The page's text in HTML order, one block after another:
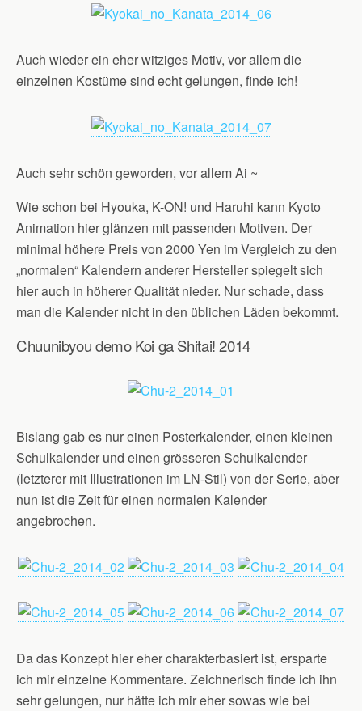
Auch wieder ein eher witziges Motiv, vor allem die
einzelnen Kostüme sind echt gelungen, finde ich!
Auch sehr schön geworden, vor allem Ai ~
Wie schon bei Hyouka, K-ON! und Haruhi kann Kyoto
Animation hier glänzen mit passenden Motiven. Der
minimal höhere Preis von 2000 Yen im Vergleich zu den
„normalen“ Kalendern anderer Hersteller spiegelt sich
hier auch in höherer Qualität nieder. Nur schade, dass
man die Kalender nicht in den üblichen Läden bekommt.
Chuunibyou demo Koi ga Shitai! 2014
Bislang gab es nur einen Posterkalender, einen kleinen
Schulkalender und einen grösseren Schulkalender
(letzterer mit Illustrationen im LN-Stil) von der Serie, aber
nun ist die Zeit für einen normalen Kalender
angebrochen.
Da das Konzept hier eher charakterbasiert ist, ersparte
ich mir einzelne Kommentare. Zeichnerisch finde ich ihn
sehr gelungen, nur hätte ich mir eher sowas wie bei